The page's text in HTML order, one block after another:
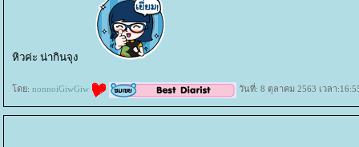
หิวค่ะ น่ากินจุง
ดย: nonnoiGiwGiw วันที่: 8 ตุลาคม 2563 เวลา